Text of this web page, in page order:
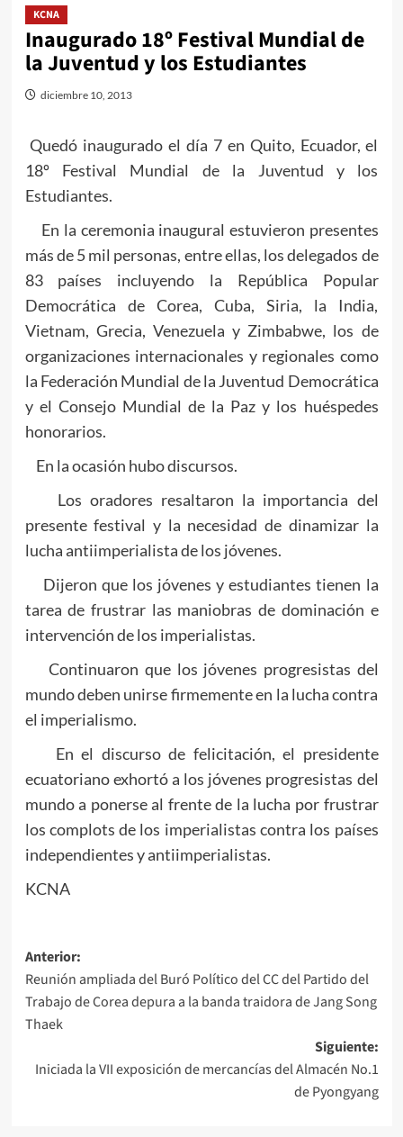
KCNA
Inaugurado 18º Festival Mundial de
la Juventud y los Estudiantes
diciembre 10, 2013
Quedó inaugurado el día 7 en Quito, Ecuador, el
18º Festival Mundial de la Juventud y los
Estudiantes.
En la ceremonia inaugural estuvieron presentes
más de 5 mil personas, entre ellas, los delegados de
83 países incluyendo la República Popular
Democrática de Corea, Cuba, Siria, la India,
Vietnam, Grecia, Venezuela y Zimbabwe, los de
organizaciones internacionales y regionales como
la Federación Mundial de la Juventud Democrática
y el Consejo Mundial de la Paz y los huéspedes
honorarios.
En la ocasión hubo discursos.
Los oradores resaltaron la importancia del
presente festival y la necesidad de dinamizar la
lucha antiimperialista de los jóvenes.
Dijeron que los jóvenes y estudiantes tienen la
tarea de frustrar las maniobras de dominación e
intervención de los imperialistas.
Continuaron que los jóvenes progresistas del
mundo deben unirse firmemente en la lucha contra
el imperialismo.
En el discurso de felicitación, el presidente
ecuatoriano exhortó a los jóvenes progresistas del
mundo a ponerse al frente de la lucha por frustrar
los complots de los imperialistas contra los países
independientes y antiimperialistas.
KCNA
Navegación
de
entradas
Anterior:
Reunión ampliada del Buró Político del CC del Partido del
Trabajo de Corea depura a la banda traidora de Jang Song
Thaek
Siguiente:
Iniciada la VII exposición de mercancías del Almacén No.1
de Pyongyang